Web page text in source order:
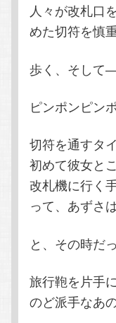
人々が改札口
めた切符を慎
歩く、そして―
ピンポンピン
切符を通すタ
初めて彼女と
改札機に行く
って、あずさ
と、その時だっ
旅行鞄を片手
のど派手なあ